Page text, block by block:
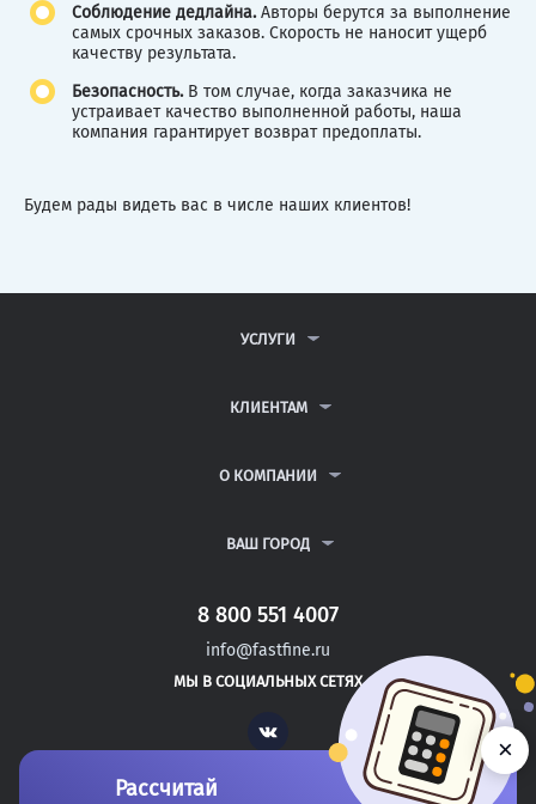
Соблюдение дедлайна.Авторы берутся за выполнение
самых срочных заказов. Скорость не наносит ущерб
качеству результата.
Безопасность. В том случае, когда заказчика не
устраивает качество выполненной работы, наша
компания гарантирует возврат предоплаты.
Будем рады видеть вас в числе наших клиентов!
УСЛУГИ
ДИПЛОМНЫЕ РАБОТЫ
РЕФЕРАТЫ
КЛИЕНТАМ
ВОПРОСЫ И ОТВЕТЫ
ПОЛИТИКА КОНФИДЕНЦИАЛЬНОСТИ
О КОМПАНИИ
КОНТАКТЫ
ВАШ ГОРОД
САНКТ-ПЕТЕРБУРГ
АЛЬМЕТЬЕВСК
БЛАГОВЕЩЕНСК
8 800 551 4007
info@fastfine.ru
МЫ В СОЦИАЛЬНЫХ СЕТЯХ
Vk
Рассчитай
×